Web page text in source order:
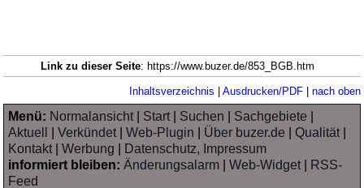
Link zu dieser Seite: https://www.buzer.de/853_BGB.htm
Inhaltsverzeichnis Ausdrucken/PDF| nach oben
Menü: Normalansicht| Start| Suchen Sachgebiete
Aktuell
|Verkündet|Web-Plugin Über buzer.de |Qualität|
Kontakt|Werbung
Datenschutz, Impressum
informiert bleiben: Änderungsalarm |Web-Widget|
RSS-
Feed